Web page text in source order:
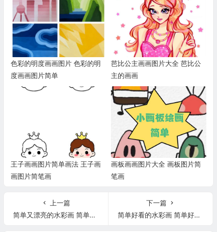
色彩的明度画画图片 色彩的明
度画画图片简单
芭比公主画画图片大全 芭比公
主的画画
王子画画图片简单画法 王子画
画图片简笔画
画板画画图片大全 画板图片简
笔画
上一篇
简单又漂亮的水彩画 简单又漂亮的水彩画教程
下一篇
简单好看的水彩画 简单好看的水彩画图片